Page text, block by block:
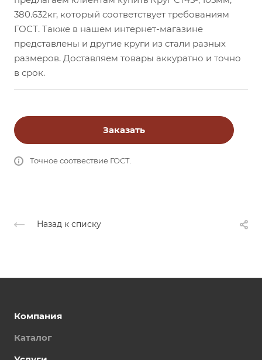
380.632кг, который соответствует требованиям
ГОСТ. Также в нашем интернет-магазине
представлены и другие круги из стали разных
размеров. Доставляем товары аккуратно и точно
в срок.
Заказать
Точное соотвествие ГОСТ.
Назад к списку
Компания
Каталог